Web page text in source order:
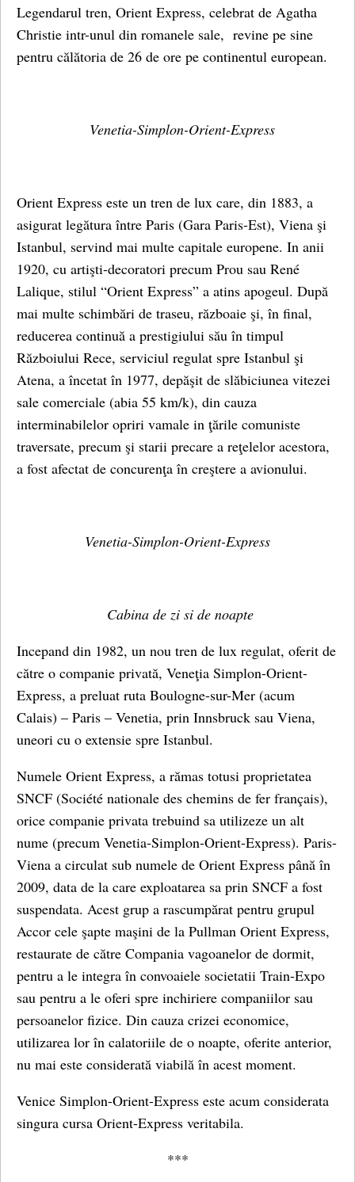
Legendarul tren, Orient Express, celebrat de Agatha
Christie intr-unul din romanele sale, revine pe sine
pentru călătoria de 26 de ore pe continentul european.
Venetia-Simplon-Orient-Express
Orient Express este un tren de lux care, din 1883, a
asigurat legătura între Paris (Gara Paris-Est), Viena şi
Istanbul, servind mai multe capitale europene. In anii
1920, cu artişti-decoratori precum Prou sau René
Lalique, stilul “Orient Express” a atins apogeul. După
mai multe schimbări de traseu, războaie şi, în final,
reducerea continuă a prestigiului său în timpul
Războiului Rece, serviciul regulat spre Istanbul şi
Atena, a încetat în 1977, depăşit de slăbiciunea vitezei
sale comerciale (abia 55 km/k), din cauza
interminabilelor opriri vamale in ţările comuniste
traversate, precum şi starii precare a reţelelor acestora,
a fost afectat de concurenţa în creştere a avionului.
Venetia-Simplon-Orient-Express
Cabina de zi si de noapte
Incepand din 1982, un nou tren de lux regulat, oferit de
către o companie privată, Veneţia Simplon-Orient-
Express, a preluat ruta Boulogne-sur-Mer (acum
Calais) – Paris – Venetia, prin Innsbruck sau Viena,
uneori cu o extensie spre Istanbul.
Numele Orient Express, a rămas totusi proprietatea
SNCF (Société nationale des chemins de fer français),
orice companie privata trebuind sa utilizeze un alt
nume (precum Venetia-Simplon-Orient-Express). Paris-
Viena a circulat sub numele de Orient Express până în
2009, data de la care exploatarea sa prin SNCF a fost
suspendata. Acest grup a rascumpărat pentru grupul
Accor cele şapte maşini de la Pullman Orient Express,
restaurate de către Compania vagoanelor de dormit,
pentru a le integra în convoaiele societatii Train-Expo
sau pentru a le oferi spre inchiriere companiilor sau
persoanelor fizice. Din cauza crizei economice,
utilizarea lor în calatoriile de o noapte, oferite anterior,
nu mai este considerată viabilă în acest moment.
Venice Simplon-Orient-Express este acum considerata
singura cursa Orient-Express veritabila.
***